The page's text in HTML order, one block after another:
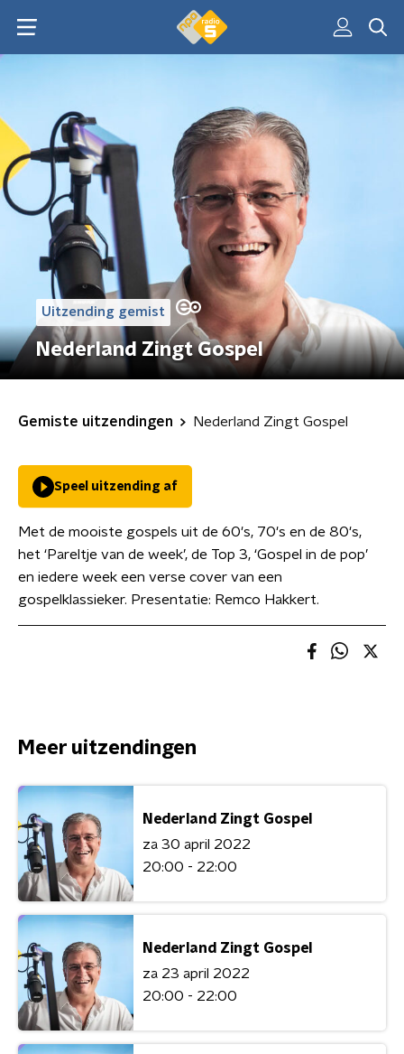
Uitzending gemist
Nederland Zingt Gospel
Gemiste uitzendingen Nederland Zingt Gospel
Speel uitzending af
Met de mooiste gospels uit de 60's, 70's en de 80's,
het ‘Pareltje van de week’, de Top 3, ‘Gospel in de pop’
en iedere week een verse cover van een
gospelklassieker. Presentatie: Remco Hakkert.
Meer uitzendingen
Nederland Zingt Gospel
za 30 april 2022
20:00 - 22:00
Nederland Zingt Gospel
za 23 april 2022
20:00 - 22:00